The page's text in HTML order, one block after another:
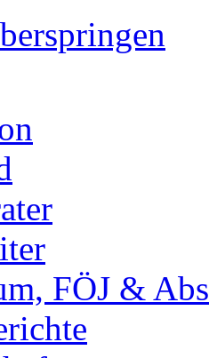
FÖJ &